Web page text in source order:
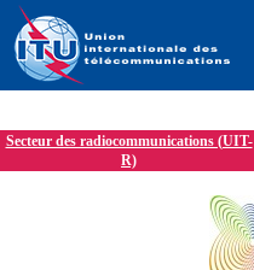
Secteur des radiocommunications (UIT-
R)